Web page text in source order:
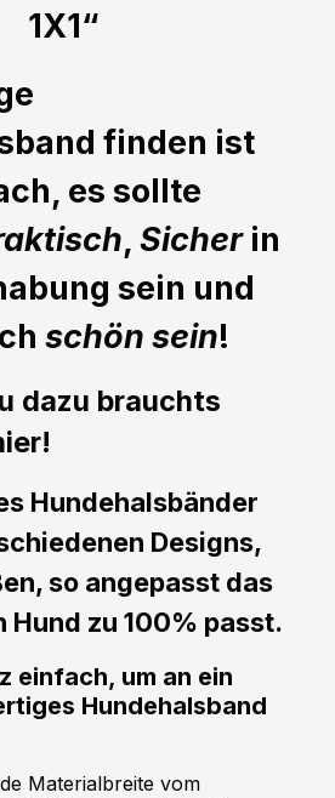
1X1“
finden ist
es sollte
, Sicherin
sein und
schön sein!
dazu brauchts
Hundehalsbänder
Designs,
so angepasst das
Hund zu 100% passt.
einfach, um an ein
Hundehalsband
Materialbreite vom